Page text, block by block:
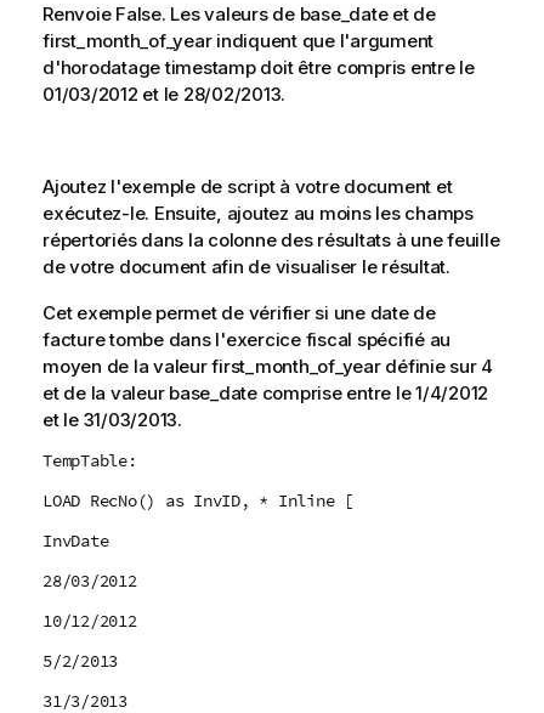
Renvoie False. Les valeurs de base_dateet de
first_month_of_yearindiquent que l'argument
d'horodatagetimestampdoit être compris entre le
01/03/2012 et le 28/02/2013.
Ajoutez l'exemple de script à votre document et
exécutez-le. Ensuite, ajoutez au moins les champs
répertoriés dans la colonne des résultats à une feuille
de votre document afin de visualiser le résultat.
Cet exemple permet de vérifier si une date de
facture tombe dans l'exercice fiscal spécifié au
moyen de la valeurfirst_month_of_yeardéfinie sur 4
et de la valeur base_datecomprise entre le 1/4/2012
et le 31/03/2013.
TempTable:
LOAD RecNo() as InvID, * Inline [
InvDate
28/03/2012
10/12/2012
5/2/2013
31/3/2013